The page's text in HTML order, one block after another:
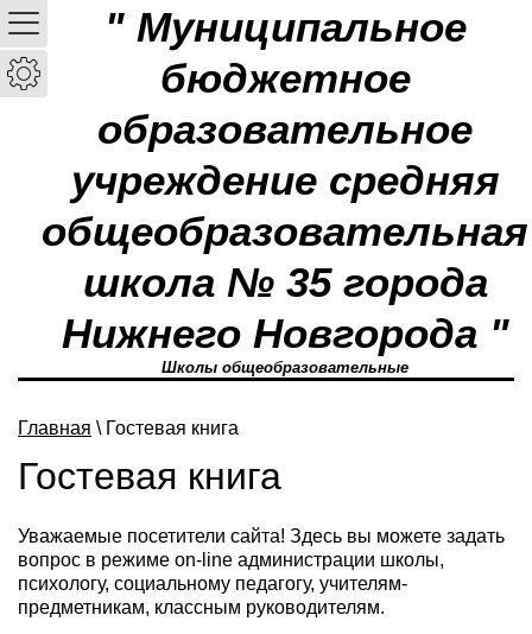
" Муниципальное
бюджетное
образовательное
учреждение средняя
общеобразовательная
школа № 35 города
Нижнего Новгорода "
Школы общеобразовательные
Главная \ Гостевая книга
Гостевая книга
Уважаемые посетители сайта! Здесь вы можете задать
вопрос в режиме on-line администрации школы,
психологу, социальному педагогу, учителям-
предметникам, классным руководителям.